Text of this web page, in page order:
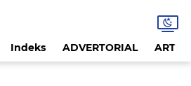
Indeks ADVERTORIAL